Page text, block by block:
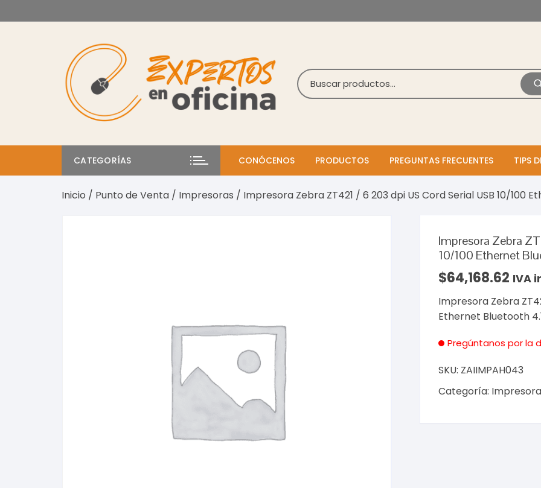
al
CATEGORÍAS CONÓCENOS PRODUCTOS PREGUNTAS FRECUENTES TIPS
Inicio / Punto de Venta / Impresoras / Impresora Zebra ZT421 / 6 203 dpi US Cord Serial USB 10/100
Impresora Zebra
10/100 Ethernet
$64,168.62 IVA
Impresora Zebra
Ethernet Bluetooth
Pregúntanos por la
SKU: ZAIIMPAH043
Categoría: